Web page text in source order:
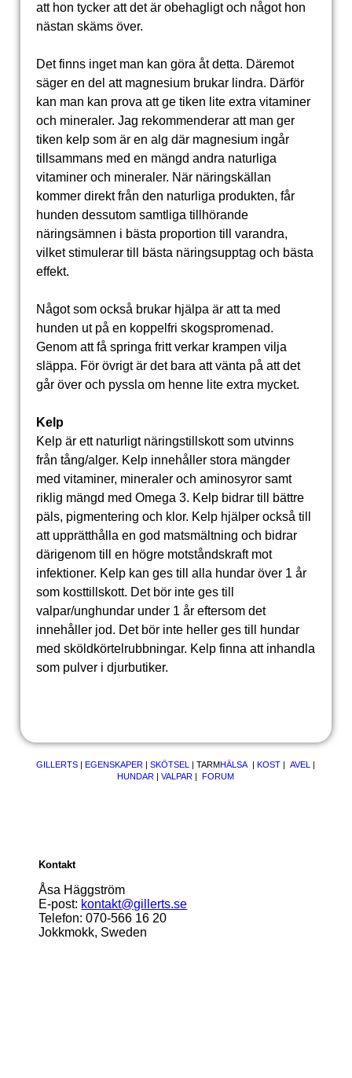
att hon tycker att det är obehagligt och något hon
nästan skäms över.
Det finns inget man kan göra åt detta. Däremot
säger en del att magnesium brukar lindra. Därför
kan man kan prova att ge tiken lite extra vitaminer
och mineraler. Jag rekommenderar att man ger
tiken kelp som är en alg där magnesium ingår
tillsammans med en mängd andra naturliga
vitaminer och mineraler. När näringskällan
kommer direkt från den naturliga produkten, får
hunden dessutom samtliga tillhörande
näringsämnen i bästa proportion till varandra,
vilket stimulerar till bästa näringsupptag och bästa
effekt.
Något som också brukar hjälpa är att ta med
hunden ut på en koppelfri skogspromenad.
Genom att få springa fritt verkar krampen vilja
släppa. För övrigt är det bara att vänta på att det
går över och pyssla om henne lite extra mycket.
Kelp
Kelp är ett naturligt näringstillskott som utvinns
från tång/alger. Kelp innehåller stora mängder
med vitaminer, mineraler och aminosyror samt
riklig mängd med Omega 3. Kelp bidrar till bättre
päls, pigmentering och klor. Kelp hjälper också till
att upprätthålla en god matsmältning och bidrar
därigenom till en högre motståndskraft mot
infektioner. Kelp kan ges till alla hundar över 1 år
som kosttillskott. Det bör inte ges till
valpar/unghundar under 1 år eftersom det
innehåller jod. Det bör inte heller ges till hundar
med sköldkörtelrubbningar. Kelp finna att inhandla
som pulver i djurbutiker.
GILLERTS |EGENSKAPER | SKÖTSEL | TARMHÄLSA |KOST | AVEL
|
HUNDAR | VALPAR |FORUM
Kontakt
Åsa Häggström
E-post: kontakt@gillerts.se
Telefon: 070-566 16 20
Jokkmokk, Sweden